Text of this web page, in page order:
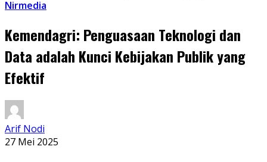
Nirmedia
Kemendagri: Penguasaan Teknologi dan
Data adalah Kunci Kebijakan Publik yang
Efektif
Arif Nodi
27 Mei 2025